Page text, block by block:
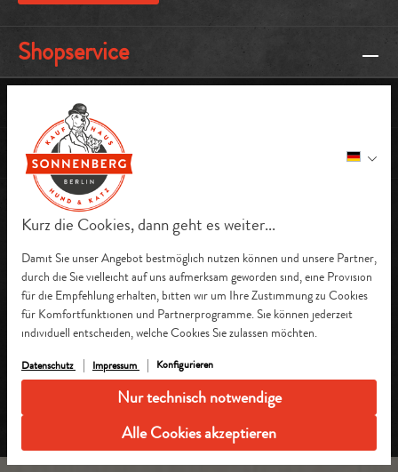
Kurz die Cookies, dann geht es weiter...
Damit Sie unser Angebot bestmöglich nutzen können und unsere Partner,
durch die Sie vielleicht auf uns aufmerksam geworden sind, eine Provision
für die Empfehlung erhalten, bitten wir um Ihre Zustimmung zu Cookies
für Komfortfunktionen und Partnerprogramme. Sie können jederzeit
individuell entscheiden, welche Cookies Sie zulassen möchten.
Datenschutz Impressum Konfigurieren
Nur technisch notwendige
Alle Cookies akzeptieren
Shopservice
Rechtliches
Informationen
Zahlungsmethoden
Versandmethoden
Social Media
Zertifikate
Versandkosten
Nachnahmegebühren, wenn nicht anders angegeben.